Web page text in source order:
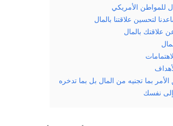
للمواطن الأمريكي
لتحسين علاقتنا بالمال
علاقتك بالمال
الأمر بما تجنيه من المال بل بما تدخره
نفسك